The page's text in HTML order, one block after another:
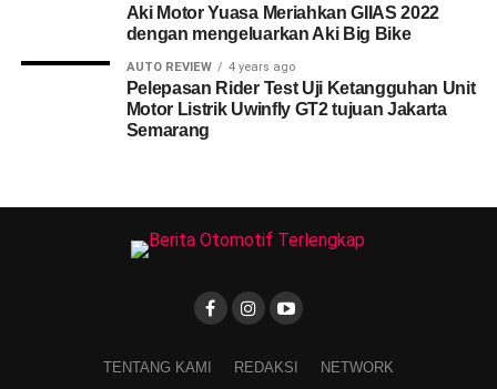
Aki Motor Yuasa Meriahkan GIIAS 2022
dengan mengeluarkan Aki Big Bike
AUTO REVIEW 4 years ago
Pelepasan Rider Test Uji Ketangguhan Unit
Motor Listrik Uwinfly GT2 tujuan Jakarta
Semarang
TENTANG KAMI REDAKSI
NETWORK